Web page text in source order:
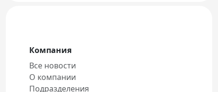
Компания
Все новости
О компании
Подразделения